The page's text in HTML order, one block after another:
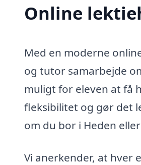
Online
Med en moderne
og tutor samarbejde
muligt for eleven at få
fleksibilitet og gør det
om du bor i Heden
Vi anerkender, at hver